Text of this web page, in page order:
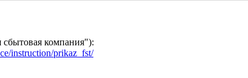
компания"):
instruction/prikaz_fst/